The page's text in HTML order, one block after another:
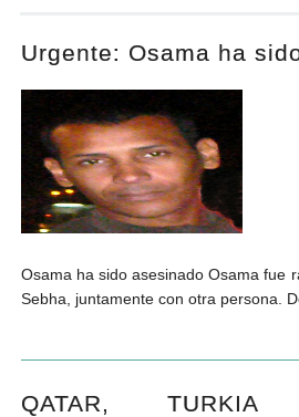
Urgente: Osama ha
Osama ha sido asesinado Osama fue
Sebha, juntamente con otra persona.
QATAR,